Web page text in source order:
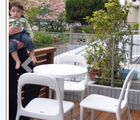
Previous